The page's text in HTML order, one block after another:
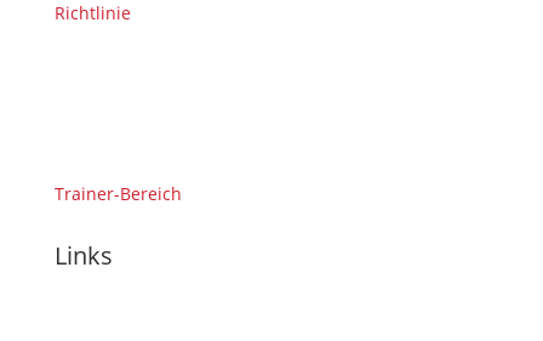
Richtlinie
Trainer-Bereich
Links